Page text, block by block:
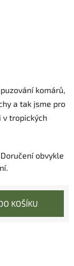
komárů,
a tak jsme pro
v tropických
obvykle
KOŠÍKU